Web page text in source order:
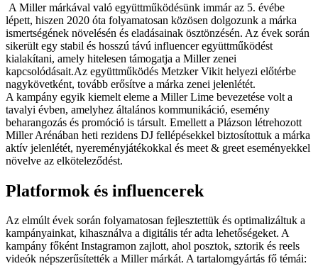
A Miller márkával való együttműködésünk immár az 5. évébe
lépett, hiszen 2020 óta folyamatosan közösen dolgozunk a márka
ismertségének növelésén és eladásainak ösztönzésén. Az évek során
sikerült egy stabil és hosszú távú influencer együttműködést
kialakítani, amely hitelesen támogatja a Miller zenei
kapcsolódásait.Az együttműködés Metzker Vikit helyezi előtérbe
nagykövetként, tovább erősítve a márka zenei jelenlétét.
A kampány egyik kiemelt eleme a Miller Lime bevezetése volt a
tavalyi évben, amelyhez általános kommunikáció, esemény
beharangozás és promóció is társult. Emellett a Plázson létrehozott
Miller Arénában heti rezidens DJ fellépésekkel biztosítottuk a márka
aktív jelenlétét, nyereményjátékokkal és meet & greet eseményekkel
növelve az elköteleződést.
Platformok és influencerek
Az elmúlt évek során folyamatosan fejlesztettük és optimalizáltuk a
kampányainkat, kihasználva a digitális tér adta lehetőségeket. A
kampány főként Instagramon zajlott, ahol posztok, sztorik és reels
videók népszerűsítették a Miller márkát. A tartalomgyártás fő témái: